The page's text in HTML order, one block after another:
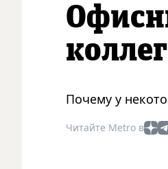
коллег
Почему у
Читайте Metro в